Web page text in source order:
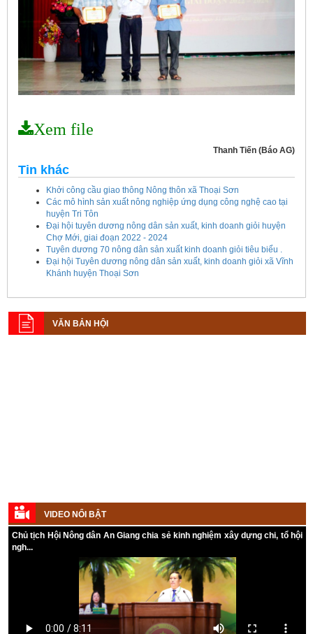
Xem file
Thanh Tiến (Báo AG)
Tin khác
Khởi công cầu giao thông Nông thôn xã Thoại Sơn
Các mô hình sản xuất nông nghiệp ứng dụng công nghệ cao tại
huyện Tri Tôn
Đại hội tuyên dương nông dân sản xuất, kinh doanh giỏi huyện
Chợ Mới, giai đoạn 2022 - 2024
Tuyên dương 70 nông dân sản xuất kinh doanh giỏi tiêu biểu .
Đại hội Tuyên dương nông dân sản xuất, kinh doanh giỏi xã Vĩnh
Khánh huyện Thoại Sơn
VĂN BẢN HỘI
Kế hoạch tổ chức Hội chợ triển lãm Nông nghiệp - Thương mại sản
phẩm nông thôn tiêu biểu tỉnh An Giang năm 2026
Kế hoạch tổ chức đợt cao điểm tuyên truyền cuộc bầu cử ĐB Quốc
hội khóa XVI và ĐB Hội đồng nhân dân các cấp nhiệm kỳ 2026 - 2031
Hướng dẫn tuyên truyền Đại hội Hội Nông dân các cấp và Đại hội
đại biểu toàn quốc Hội Nông dân Việt Nam lần thứ IX, nhiệm kỳ 2026
- 2031
VIDEO NỔI BẬT
Chủ tịch Hội Nông dân An Giang chia sẻ kinh nghiệm xây dựng chi, tổ hội
ngh...